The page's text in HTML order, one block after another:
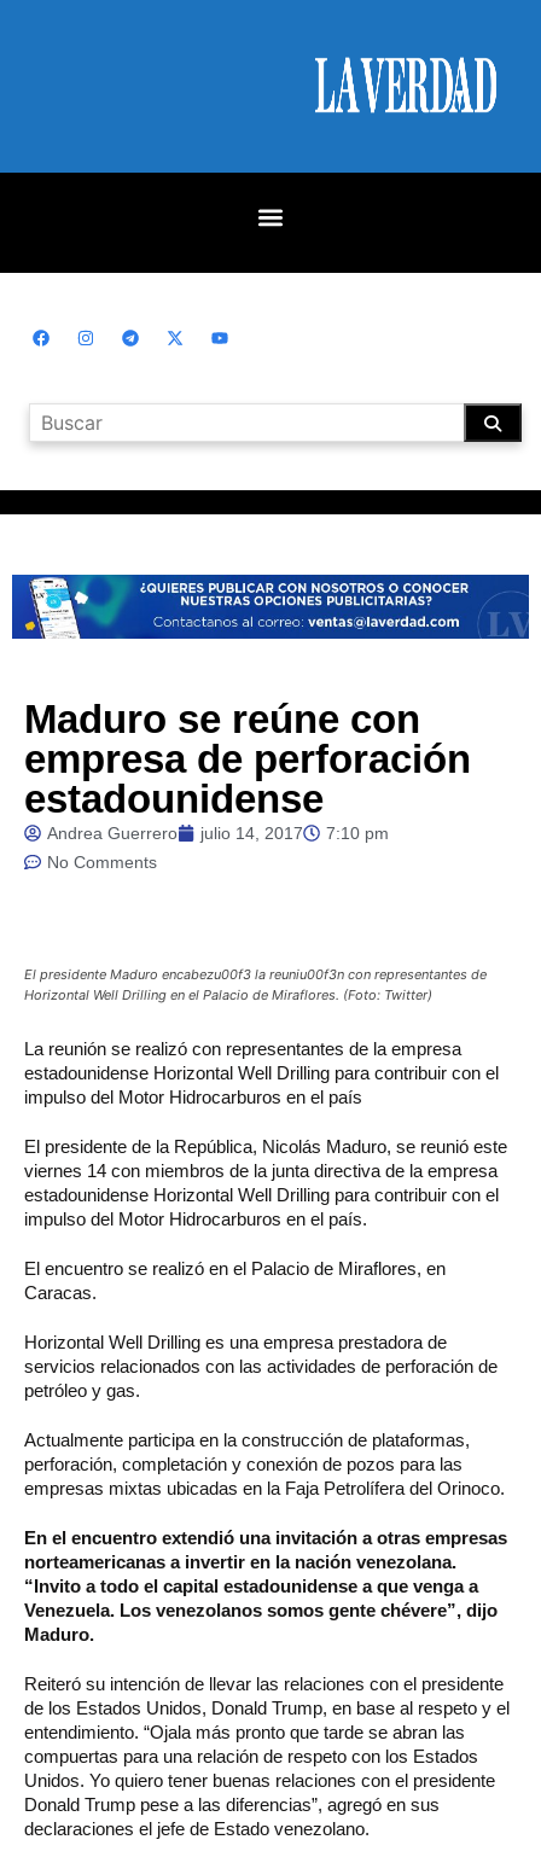
Maduro se reúne con
empresa de perforación
estadounidense
Andrea Guerrero julio 14, 2017
7:10 pm
No Comments
El presidente Maduro encabezu00f3 la reuniu00f3n con representantes de
Horizontal Well Drilling en el Palacio de Miraflores. (Foto: Twitter)
La reunión se realizó con representantes de la empresa
estadounidense Horizontal Well Drilling para contribuir con el
impulso del Motor Hidrocarburos en el país
El presidente de la República, Nicolás Maduro, se reunió este
viernes 14 con miembros de la junta directiva de la empresa
estadounidense Horizontal Well Drilling para contribuir con el
impulso del Motor Hidrocarburos en el país.
El encuentro se realizó en el Palacio de Miraflores, en
Caracas.
Horizontal Well Drilling es una empresa prestadora de
servicios relacionados con las actividades de perforación de
petróleo y gas.
Actualmente participa en la construcción de plataformas,
perforación, completación y conexión de pozos para las
empresas mixtas ubicadas en la Faja Petrolífera del Orinoco.
En el encuentro extendió una invitación a otras empresas
norteamericanas a invertir en la nación venezolana.
“Invito a todo el capital estadounidense a que venga a
Venezuela. Los venezolanos somos gente chévere”, dijo
Maduro.
Reiteró su intención de llevar las relaciones con el presidente
de los Estados Unidos, Donald Trump, en base al respeto y el
entendimiento. “Ojala más pronto que tarde se abran las
compuertas para una relación de respeto con los Estados
Unidos. Yo quiero tener buenas relaciones con el presidente
Donald Trump pese a las diferencias”, agregó en sus
declaraciones el jefe de Estado venezolano.